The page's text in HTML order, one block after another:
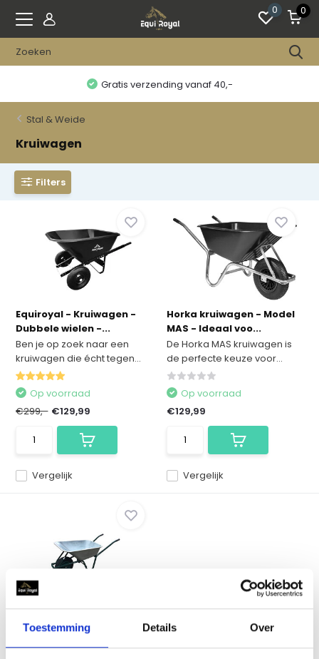
Toestemming Details Over
0 0
Gratis verzending vanaf 40,-
Stal & Weide
Kruiwagen
Filters
Equiroyal - Kruiwagen -
Dubbele wielen -...
Ben je op zoek naar een
kruiwagen die écht tegen...
Vergelijk
Op voorraad
€299,- €129,99
Horka kruiwagen - Model
MAS - Ideaal voo...
De Horka MAS kruiwagen is
de perfecte keuze voor...
Vergelijk
Op voorraad
€129,99
Stevige Kruiwagen
Relaxpets - gegalvanis...
De Relaxpets kruiwagen,
Model Ben, is extra stev...